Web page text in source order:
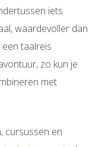
iets
waardevoller dan
een taalreis
zo kun je
met
cursussen en